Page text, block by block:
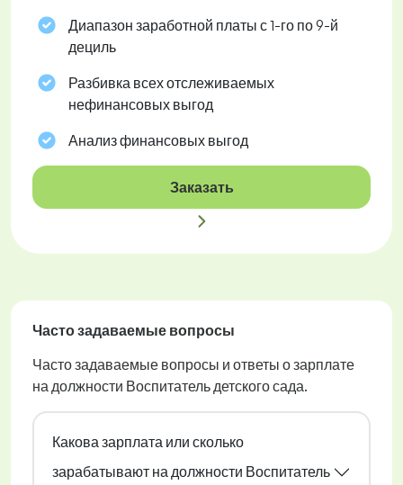
Диапазон заработной платы с 1-го по 9-й
дециль
Разбивка всех отслеживаемых
нефинансовых выгод
Анализ финансовых выгод
Заказать
Часто задаваемые вопросы
Часто задаваемые вопросы и ответы о зарплате
на должности Воспитатель детского сада.
Какова зарплата или сколько
зарабатывают на должности Воспитатель